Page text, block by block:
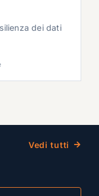
dei dati
Vedi tutti